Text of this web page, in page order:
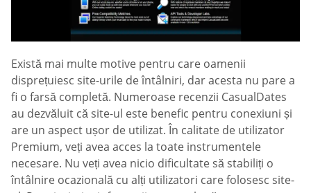
Există mai multe motive pentru care oamenii
disprețuiesc site-urile de întâlniri, dar acesta nu pare a
fi o farsă completă. Numeroase recenzii СasualDates
au dezvăluit că site-ul este benefic pentru conexiuni și
are un aspect ușor de utilizat. În calitate de utilizator
Premium, veți avea acces la toate instrumentele
necesare. Nu veți avea nicio dificultate să stabiliți o
întâlnire ocazională cu alți utilizatori care folosesc site-